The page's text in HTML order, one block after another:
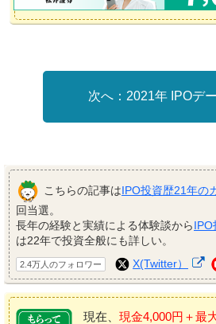
2021年 IPOデ
こちらの記事はIPO投資歴21年の
回当選。
長年の経験と実績による体験談からIPO
は22年で投資全般にも詳しい。
2.4万人のフォロワー X(Twitter）
現在、 現金4,000円＋最